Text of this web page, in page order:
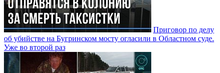
Приговор по делу
об убийстве на Бугринском мосту огласили в Областном суде.
Уже во второй раз